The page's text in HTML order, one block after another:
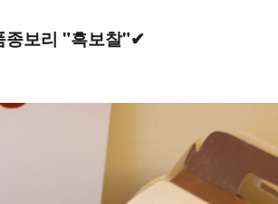
종보리 "흑보찰"✔